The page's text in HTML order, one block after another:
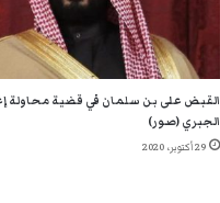
القبض على بن سلمان في قضية محاولة
الجبري (صور)
29 أكتوبر، 2020